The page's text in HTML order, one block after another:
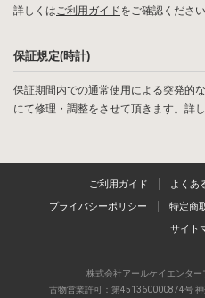
詳しくはご利用ガイドをご確認ください
保証規定(時計)
保証期間内での通常使用による突発的
にて修理・調整をさせて頂きます。詳
ご利用ガイド よくあ
プライバシーポリシー 特定商
サイト
株式会社アールケイエンター
古物営業許可：第451360000874号